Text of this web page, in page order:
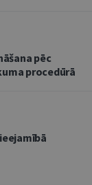
pēc
procedūrā